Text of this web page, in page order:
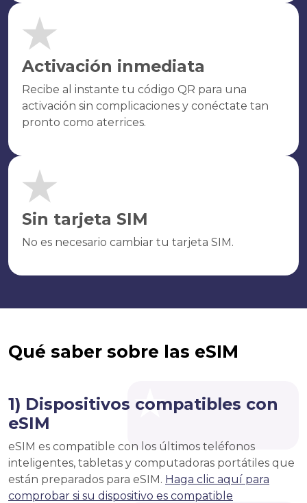
Activación inmediata
Recibe al instante tu código QR para una
activación sin complicaciones y conéctate tan
pronto como aterrices.
Sin tarjeta SIM
No es necesario cambiar tu tarjeta SIM.
Qué saber sobre las eSIM
1) Dispositivos compatibles con
eSIM
eSIM es compatible con los últimos teléfonos
inteligentes, tabletas y computadoras portátiles que
están preparados para eSIM. Haga clic aquí para
comprobar si su dispositivo es compatible